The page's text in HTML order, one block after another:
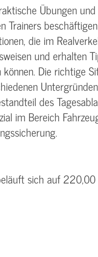
Übungen
Trainers
die im
und erhalten
Die richtige
des
im Bereich
sich auf